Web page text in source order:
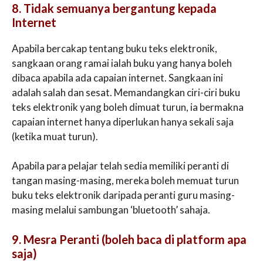
8. Tidak semuanya bergantung kepada
Internet
Apabila bercakap tentang buku teks elektronik,
sangkaan orang ramai ialah buku yang hanya boleh
dibaca apabila ada capaian internet. Sangkaan ini
adalah salah dan sesat. Memandangkan ciri-ciri buku
teks elektronik yang boleh dimuat turun, ia bermakna
capaian internet hanya diperlukan hanya sekali saja
(ketika muat turun).
Apabila para pelajar telah sedia memiliki peranti di
tangan masing-masing, mereka boleh memuat turun
buku teks elektronik daripada peranti guru masing-
masing melalui sambungan ‘bluetooth’ sahaja.
9. Mesra Peranti (boleh baca di platform apa
saja)